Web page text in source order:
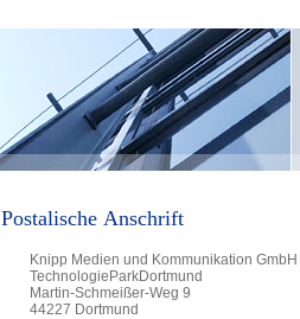
Postalische Anschrift
Knipp Medien und Kommunikation GmbH
TechnologieParkDortmund
Martin-Schmeißer-Weg 9
44227 Dortmund